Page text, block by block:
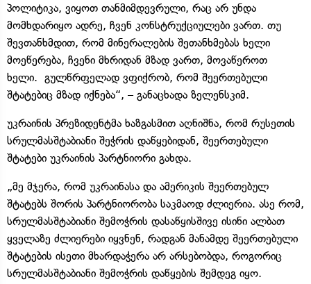
პოლიტიკა, ვიყოთ თანმიმდევრული, რაც არ უნდა
მომხდარიყო ადრე, ჩვენ კონსტრუქციულები ვართ. თუ
შევთანხმდით, რომ მინერალების შეთანხმებას ხელი
მოეწერება, ჩვენი მხრიდან მზად ვართ, მოვაწეროთ
ხელი. გულწრფელად ვფიქრობ, რომ შეერთებული
შტატებიც მზად იქნება“, – განაცხადა ზელენსკიმ.
უკრაინის პრეზიდენტმა ხაზგასმით აღნიშნა, რომ რუსეთის
სრულმასშტაბიანი შეჭრის დაწყებიდან, შეერთებული
შტატები უკრაინის პარტნიორი გახდა.
„მე მჯერა, რომ უკრაინასა და ამერიკის შეერთებულ
შტატებს შორის პარტნიორობა საკმაოდ ძლიერია. ასე რომ,
სრულმასშტაბიანი შემოჭრის დასაწყისშივე ისინი ალბათ
ყველაზე ძლიერები იყვნენ, რადგან მანამდე შეერთებული
შტატების ისეთი მხარდაჭერა არ არსებობდა, როგორიც
სრულმასშტაბიანი შემოჭრის დაწყების შემდეგ იყო.